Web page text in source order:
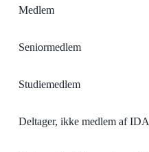
Medlem
Seniormedlem
Studiemedlem
Deltager, ikke medlem af IDA